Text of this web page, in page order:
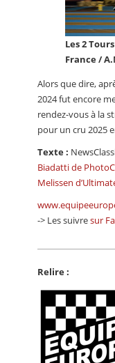
Les 2
France /
Alors que dire,
2024 fut encore
rendez-vous à la
pour un cru 2025
Texte :
Biadatti de
Melissen
-> Les suivresur
Relire :